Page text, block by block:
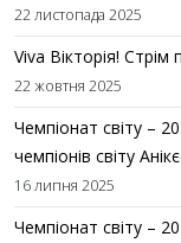
22 листопада 2025
Viva Вікторія!
22 жовтня 2025
Чемпіонат світу –
чемпіонів світу
16 липня 2025
Чемпіонат світу –